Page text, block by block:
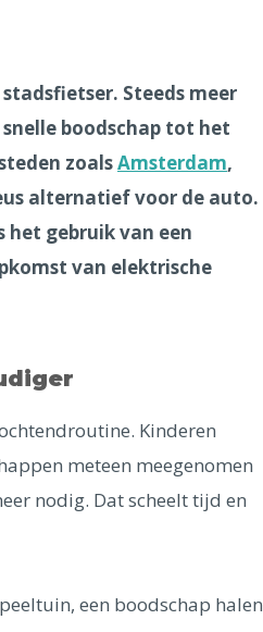
Steeds meer
boodschap tot het
zoalsAmsterdam,
alternatief voor de auto.
het gebruik van een
van elektrische
Kinderen
meteen meegenomen
nodig. Dat scheelt tijd en
een boodschap halen